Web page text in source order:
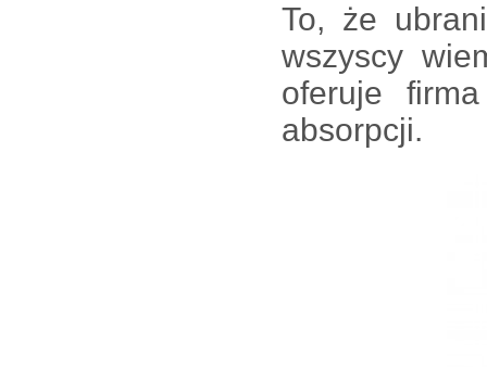
To, że
wszyscy
oferuje
absorpcji.